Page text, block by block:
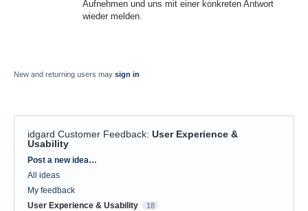
Aufnehmen und uns mit einer konkreten Antwort
wieder melden.
New and returning users may sign in
idgard Customer Feedback: User Experience &
Usability
Categories
Post a new idea…
All ideas
My feedback
User Experience & Usability
18